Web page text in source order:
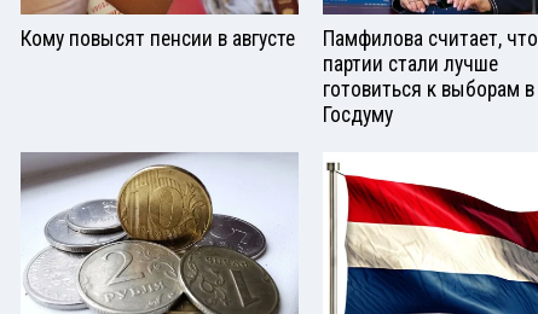
Кому повысят пенсии в августе
Памфилова считает, что
партии стали лучше
готовиться к выборам в
Госдуму